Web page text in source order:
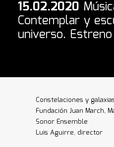
15.02.2020
Contemplar y
universo.
Constelaciones y
Fundación Juan March,
Sonor Ensemble
Luis Aguirre, director